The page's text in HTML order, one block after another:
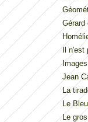
Gérard
Il
Jean
La
Le
Le